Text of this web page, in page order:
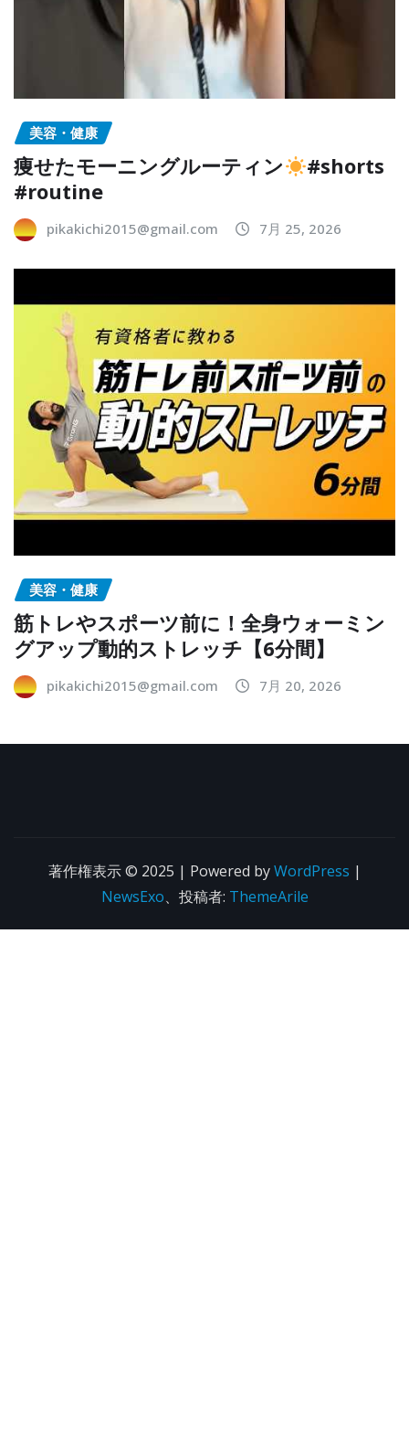
美容・健康
痩せたモーニングルーティン
#shorts
#routine
pikakichi2015@gmail.com 7月 25, 2026
美容・健康
筋トレやスポーツ前に！全身ウォーミン
グアップ動的ストレッチ【6分間】
pikakichi2015@gmail.com 7月 20, 2026
著作権表示 © 2025 | Powered byWordPress |
NewsExo、投稿者: ThemeArile